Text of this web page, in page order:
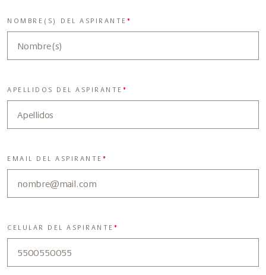
NOMBRE(S) DEL ASPIRANTE*
APELLIDOS DEL ASPIRANTE*
EMAIL DEL ASPIRANTE*
CELULAR DEL ASPIRANTE*